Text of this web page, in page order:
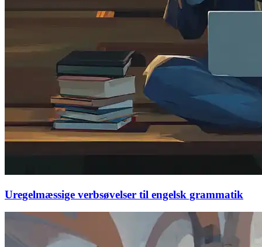
Uregelmæssige verbsøvelser til engelsk grammatik